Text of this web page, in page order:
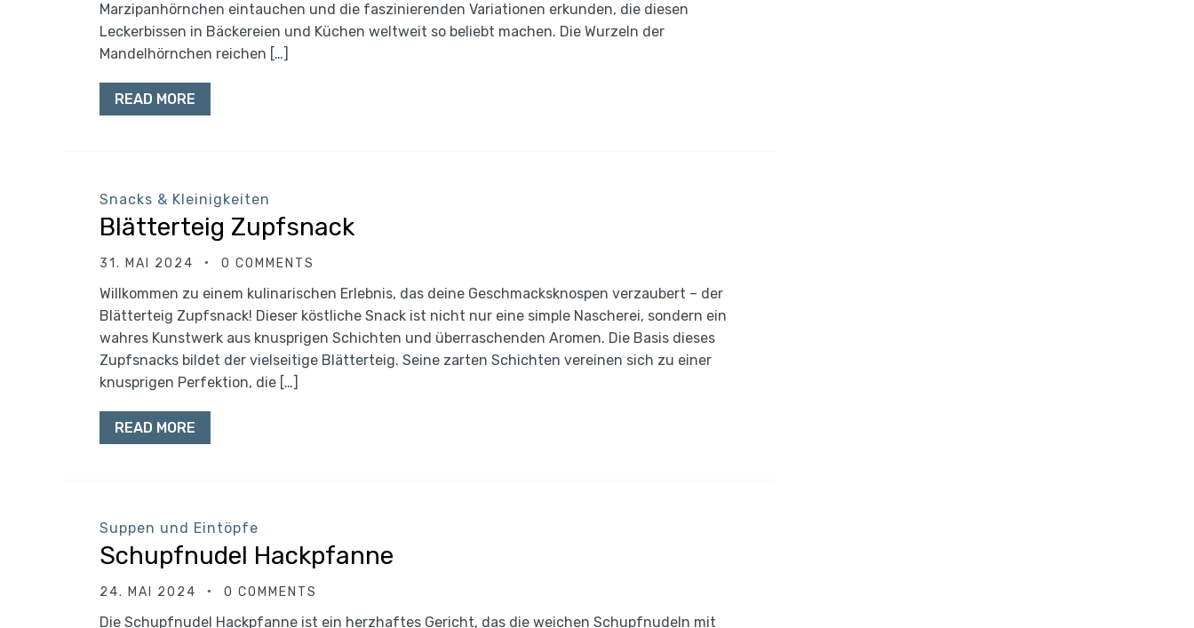
Marzipanhörnchen eintauchen und die faszinierenden Variationen erkunden, die diesen
Leckerbissen in Bäckereien und Küchen weltweit so beliebt machen. Die Wurzeln der
Mandelhörnchen reichen […]
READ MORE
Snacks & Kleinigkeiten
Blätterteig Zupfsnack
31. MAI 2024 0 COMMENTS
Willkommen zu einem kulinarischen Erlebnis, das deine Geschmacksknospen verzaubert – der
Blätterteig Zupfsnack! Dieser köstliche Snack ist nicht nur eine simple Nascherei, sondern ein
wahres Kunstwerk aus knusprigen Schichten und überraschenden Aromen. Die Basis dieses
Zupfsnacks bildet der vielseitige Blätterteig. Seine zarten Schichten vereinen sich zu einer
knusprigen Perfektion, die […]
READ MORE
Suppen und Eintöpfe
Schupfnudel Hackpfanne
24. MAI 2024 0 COMMENTS
Die Schupfnudel Hackpfanne ist ein herzhaftes Gericht, das die weichen Schupfnudeln mit